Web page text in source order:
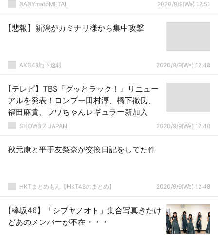
BABYmatoMETAL 2020/9/9(We) 12:51
【悲報】新潟がカミナリ様から集中攻撃
AKB48地下速報 2020/9/9(We) 12:48
【テレビ】TBS『グッとラック！』リニュー
アルを発表！ロンブー田村淳、橋下徹氏、
福田麻貴、フワちゃんレギュラー新加入
SHOWBIZ JAPAN 2020/9/9(We) 12:48
秋元康と平手友梨奈が交換日記をしてた件
HKTまとめもん【HKT48のまとめ】 2020/9/9(We) 12:48
【欅坂46】「シブヤノオト」集合写真きたけ
どあのメンバーが不在・・・